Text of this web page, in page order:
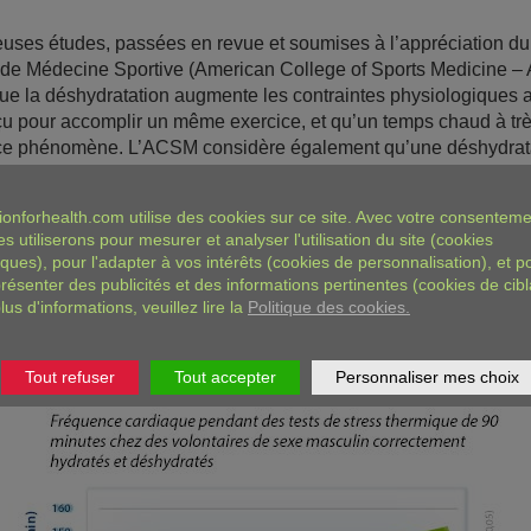
études, passées en revue et soumises à l’appréciation
Médecine Sportive (American College of Sports Medicine –
la déshydratation augmente les contraintes physiologiques
pour accomplir un même exercice, et qu’un temps chaud à
phénomène. L’ACSM considère également qu’une
de la masse corporelle peut aussi bien affecter les
recommandé de boire avant, pendant et après tout
volume suffisant pour permettre de couvrir les pertes en eau,
la soif apparaisse². Pour un exercice physique d’une durée
utilise des cookies sur ce site. Avec votre
utiliserons pour mesurer et analyser l'utilisation du site (cookies
pour l'adapter à vos intérêts (cookies de personnalisation), et
des publicités et des informations pertinentes (cookies de
d'informations, veuillez lire la Politique des cookies.
Tout refuser Tout accepter Personnaliser mes choix